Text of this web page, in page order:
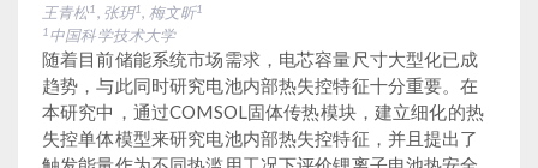
王青松1 , 张玥1 , 梅文昕1
1 中国科学技术大学
随着目前储能系统市场需求，电芯容量尺寸大型化已成
趋势，与此同时研究电池内部热失控特征十分重要。在
本研究中，通过COMSOL固体传热模块，建立细化的热
失控单体模型来研究电池内部热失控特征，并且提出了